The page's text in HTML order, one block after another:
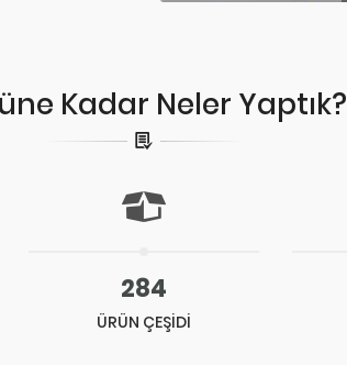
Kadar Neler Yaptık?
284
ÜRÜN ÇEŞİDİ